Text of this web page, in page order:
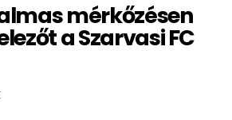
mérkőzésen
a Szarvasi FC